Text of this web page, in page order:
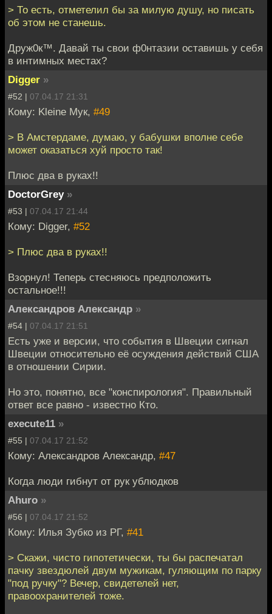
> То есть, отметелил бы за милую душу, но писать
об этом не станешь.
Друж0к™. Давай ты свои ф0нтазии оставишь у себя
в интимных местах?
Digger »
#52 | 07.04.17 21:31
Кому: Kleine Мук, #49
> В Амстердаме, думаю, у бабушки вполне себе
может оказаться хуй просто так!
Плюс два в руках!!
DoctorGrey »
#53 | 07.04.17 21:44
Кому: Digger, #52
> Плюс два в руках!!
Взорнул! Теперь стесняюсь предположить
остальное!!!
Александров Александр »
#54 | 07.04.17 21:51
Есть уже и версии, что события в Швеции сигнал
Швеции относительно её осуждения действий США
в отношении Сирии.
Но это, понятно, все "конспирология". Правильный
ответ все равно - известно Кто.
execute11 »
#55 | 07.04.17 21:52
Кому: Александров Александр, #47
Когда люди гибнут от рук ублюдков
Ahuro »
#56 | 07.04.17 21:52
Кому: Илья Зубко из РГ, #41
> Скажи, чисто гипотетически, ты бы распечатал
пачку звездюлей двум мужикам, гуляющим по парку
"под ручку"? Вечер, свидетелей нет,
правоохранителей тоже.